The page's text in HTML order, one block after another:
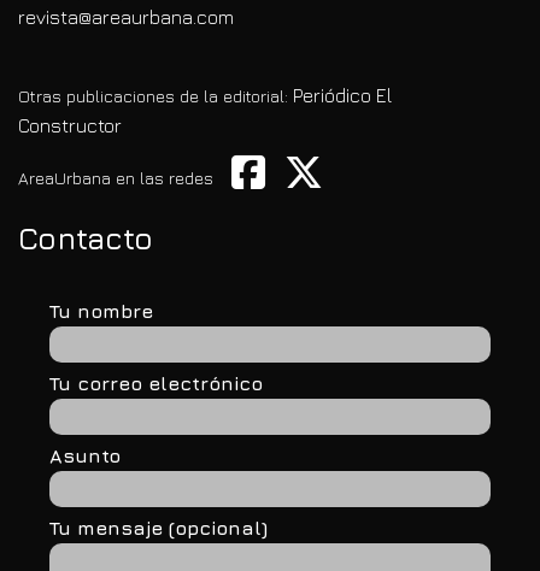
revista@areaurbana.com
Otras publicaciones de la editorial: Periódico El
Constructor
AreaUrbana en las redes
Contacto
Tu nombre
Tu correo electrónico
Asunto
Tu mensaje (opcional)